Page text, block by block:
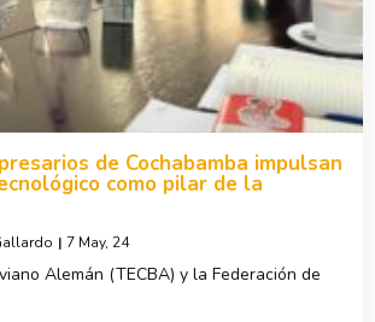
de Cochabamba impulsan
como pilar de la
| 7 May, 24
Alemán (TECBA) y la Federación de